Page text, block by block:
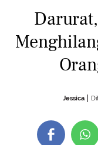
Jessica